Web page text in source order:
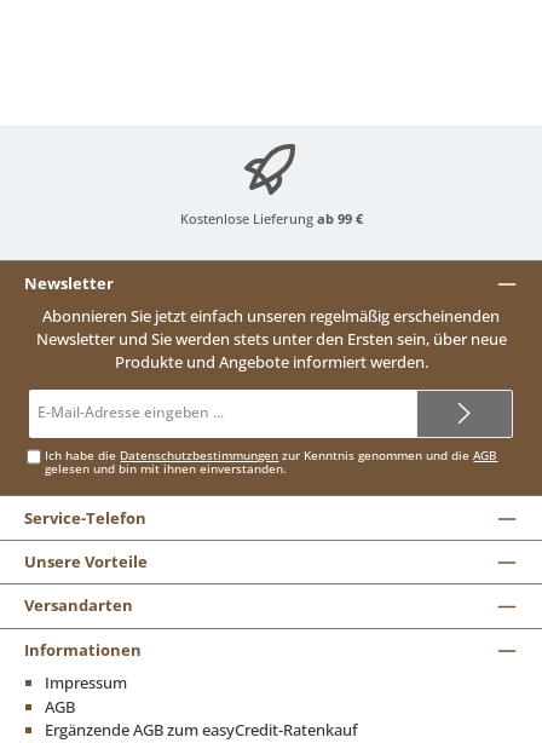
Kostenlose Lieferung ab 99 €
Newsletter
Abonnieren Sie jetzt einfach unseren regelmäßig erscheinenden
Newsletter und Sie werden stets unter den Ersten sein, über neue
Produkte und Angebote informiert werden.
Mail-
Ich habe die Datenschutzbestimmungen zur Kenntnis genommen und dieAGB
gelesen und bin mit ihnen einverstanden.
Service-Telefon
Unsere Vorteile
Versandarten
Informationen
Impressum
AGB
Ergänzende AGB zum easyCredit-Ratenkauf